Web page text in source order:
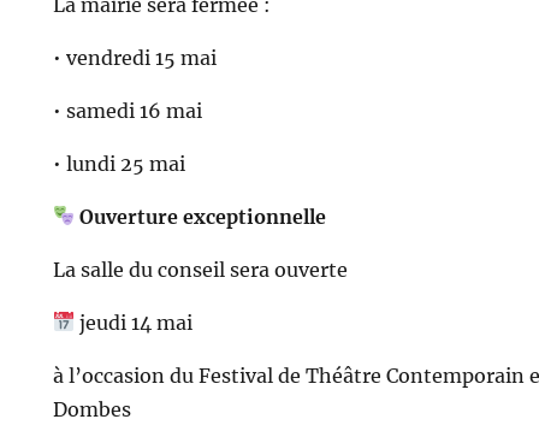
• vendredi 15 mai
• samedi 16 mai
• lundi 25 mai
Ouverture exceptionnelle
La salle du conseil sera ouverte
jeudi 14 mai
à l’occasion du Festival de Théâtre Contemporain
Dombes